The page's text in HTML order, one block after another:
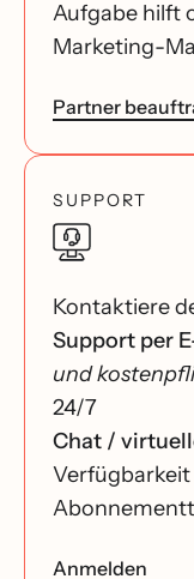
Aufgabe hilft
Marketing-
Partner
SUPPORT
Kontaktiere
Support per
und
24/7
Chat /
Anmelden